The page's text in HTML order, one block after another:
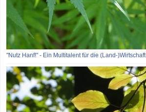
"Nutz Hanf!" - Ein Multitalent für die (Land-)Wirtschaft